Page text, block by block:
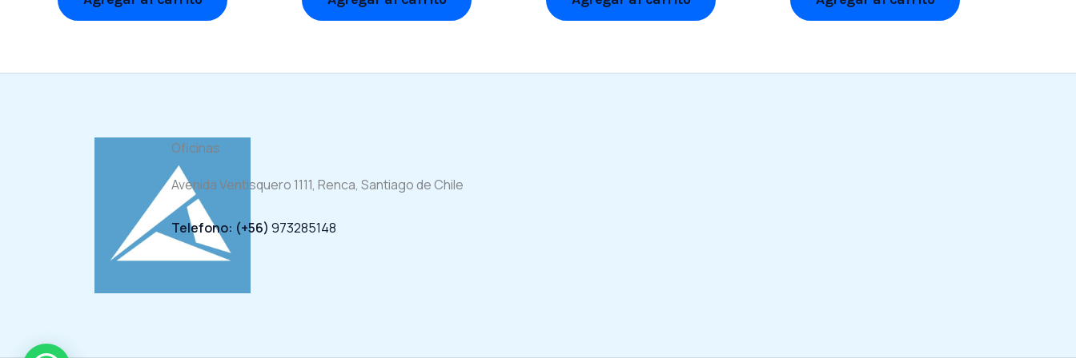
Oficinas
Avenida Ventisquero 1111, Renca, Santiago de Chile
Telefono: (+56) 973285148